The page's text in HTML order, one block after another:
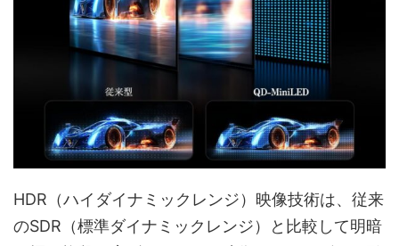
HDR（ハイダイナミックレンジ）映像技術は、従来
のSDR（標準ダイナミックレンジ）と比較して明暗